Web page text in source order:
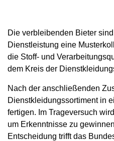
Die verbleibenden Bieter
Dienstleistung eine
die Stoff- und
dem Kreis der
Nach der anschließenden
Dienstkleidungssortiment in
fertigen. Im Trageversuch
um Erkenntnisse zu
Entscheidung trifft das